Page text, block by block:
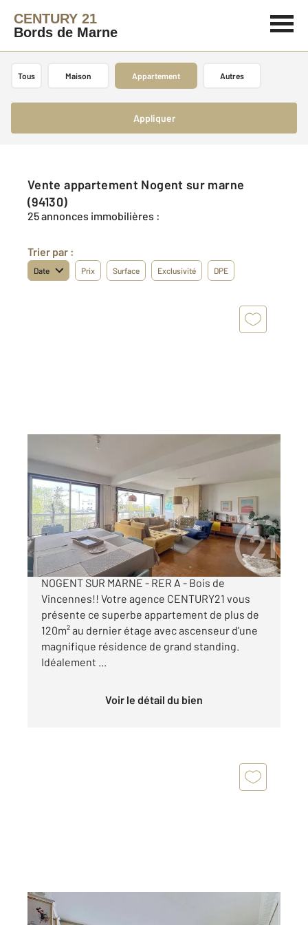
CENTURY 21
Bords de Marne
Tous Maison Appartement Autres
Appliquer
Vente appartement Nogent sur marne
(94130)
25 annonces immobilières :
Trier par :
Date Prix Surface Exclusivité DPE
120,07 m
Ref : 1546
Appartement F5 à vendre
799 000 €
Appartement familial à vendre en exclusivité à
NOGENT SUR MARNE - RER A - Bois de
Vincennes!! Votre agence CENTURY21 vous
présente ce superbe appartement de plus de
120m² au dernier étage avec ascenseur d'une
magnifique résidence de grand standing.
Idéalement ...
Voir le détail du bien
NOGENT SUR MARNE 94
2